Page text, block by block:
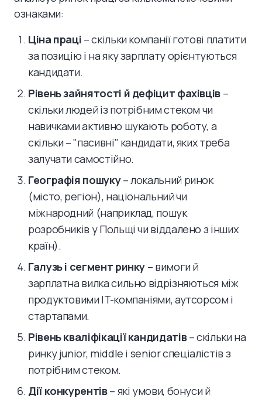
ознаками:
Ціна праці – скільки компанії готові платити
за позицію і на яку зарплату орієнтуються
кандидати.
Рівень зайнятості й дефіцит фахівців –
скільки людей із потрібним стеком чи
навичками активно шукають роботу, а
скільки – "пасивні" кандидати, яких треба
залучати самостійно.
Географія пошуку– локальний ринок
(місто, регіон), національний чи
міжнародний (наприклад, пошук
розробників у Польщі чи віддалено з інших
країн).
Галузь і сегмент ринку – вимоги й
зарплатна вилка сильно відрізняються між
продуктовими IT-компаніями, аутсорсом і
стартапами.
Рівень кваліфікації кандидатів– скільки на
ринку junior, middle і senior спеціалістів з
потрібним стеком.
Дії конкурентів– які умови, бонуси й